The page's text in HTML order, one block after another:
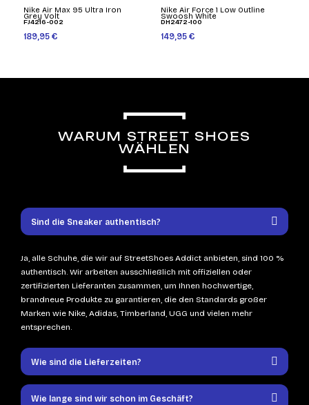
Nike Air Max 95 Ultra Iron
Grey Volt
FJ4216-002
189,95 €
Nike Air Force 1 Low Outline
Swoosh White
DH2472-100
149,95 €
WARUM STREET SHOES
WÄHLEN
Sind die Sneaker authentisch?
Ja, alle Schuhe, die wir auf StreetShoes Addict anbieten, sind 100 %
authentisch. Wir arbeiten ausschließlich mit offiziellen oder
zertifizierten Lieferanten zusammen, um Ihnen hochwertige,
brandneue Produkte zu garantieren, die den Standards großer
Marken wie Nike, Adidas, Timberland, UGG und vielen mehr
entsprechen.
Wie sind die Lieferzeiten?
Wie lange sind wir schon im Geschäft?